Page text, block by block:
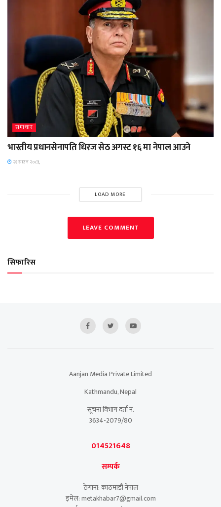
समाचार
भारतीय प्रधानसेनापति धिरज सेठ अगस्ट १६ मा नेपाल आउने
२१ साउन २०८३,
LOAD MORE
LEAVE COMMENT
सिफारिस
Aanjan Media Private Limited
Kathmandu, Nepal
सूचना विभाग दर्ता नं.
3634-2079/80
014521648
सम्पर्क
ठेगाना: काठमाडौं नेपाल
इमेल: metakhabar7@gmail.com